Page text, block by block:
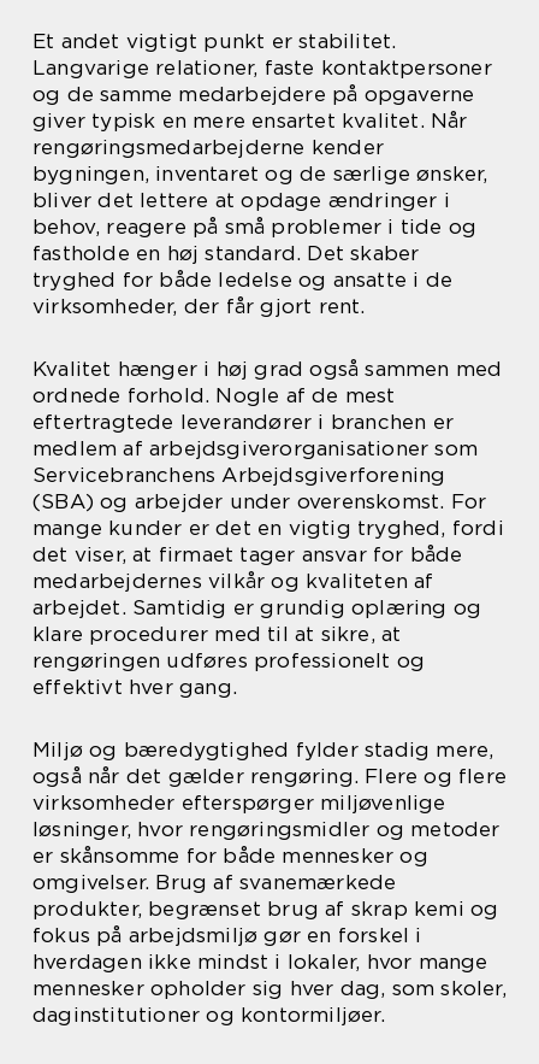
Et andet vigtigt punkt er stabilitet.
Langvarige relationer, faste kontaktpersoner
og de samme medarbejdere på opgaverne
giver typisk en mere ensartet kvalitet. Når
rengøringsmedarbejderne kender
bygningen, inventaret og de særlige ønsker,
bliver det lettere at opdage ændringer i
behov, reagere på små problemer i tide og
fastholde en høj standard. Det skaber
tryghed for både ledelse og ansatte i de
virksomheder, der får gjort rent.
Kvalitet hænger i høj grad også sammen med
ordnede forhold. Nogle af de mest
eftertragtede leverandører i branchen er
medlem af arbejdsgiverorganisationer som
Servicebranchens Arbejdsgiverforening
(SBA) og arbejder under overenskomst. For
mange kunder er det en vigtig tryghed, fordi
det viser, at firmaet tager ansvar for både
medarbejdernes vilkår og kvaliteten af
arbejdet. Samtidig er grundig oplæring og
klare procedurer med til at sikre, at
rengøringen udføres professionelt og
effektivt hver gang.
Miljø og bæredygtighed fylder stadig mere,
også når det gælder rengøring. Flere og flere
virksomheder efterspørger miljøvenlige
løsninger, hvor rengøringsmidler og metoder
er skånsomme for både mennesker og
omgivelser. Brug af svanemærkede
produkter, begrænset brug af skrap kemi og
fokus på arbejdsmiljø gør en forskel i
hverdagen ikke mindst i lokaler, hvor mange
mennesker opholder sig hver dag, som skoler,
daginstitutioner og kontormiljøer.